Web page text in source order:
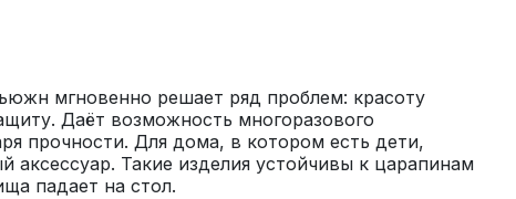
мгновенно решает ряд проблем: красоту
Даёт возможность многоразового
прочности. Для дома, в котором есть дети,
аксессуар. Такие изделия устойчивы к царапинам
падает на стол.